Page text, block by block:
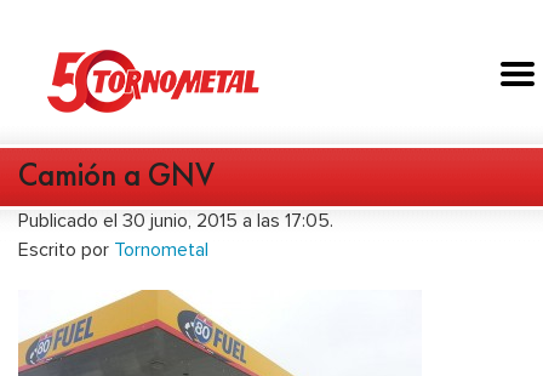
Camión a GNV
Publicado el 30 junio, 2015 a las 17:05.
Escrito por Tornometal